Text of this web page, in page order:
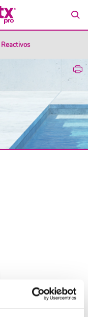
Reactivos